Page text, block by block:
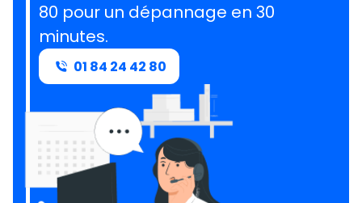
80 pour un dépannage en 30
minutes.
01 84 24 42 80